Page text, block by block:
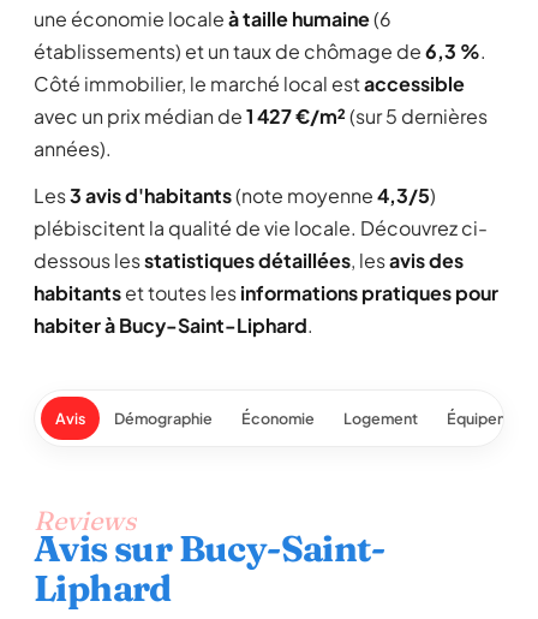
une économie localeà taille humaine(6
établissements) et un taux de chômage de6,3 %.
Côté immobilier, le marché local estaccessible
avec un prix médian de1 427 €/m²(sur 5 dernières
années).
Les3 avis d'habitants(note moyenne4,3/5)
plébiscitent la qualité de vie locale. Découvrez ci-
dessous lesstatistiques détaillées, lesavis des
habitantset toutes lesinformations pratiques pour
habiter à Bucy-Saint-Liphard.
Avis Démographie Économie Logement
Reviews
Avis sur Bucy-Saint-
Liphard